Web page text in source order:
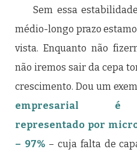
Sem essa
médio-longo prazo
vista. Enquanto não
não iremos sair da cepa
crescimento. Dou um
empresarial é
representado por
– 97% – cuja falta de